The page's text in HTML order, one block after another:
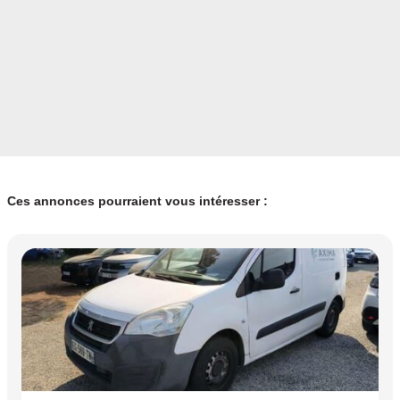
Ces annonces pourraient vous intéresser :